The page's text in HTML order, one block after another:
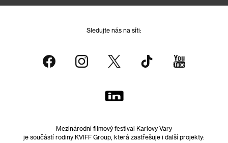
Sledujte nás na síti:
Mezinárodní filmový festival Karlovy Vary
je součástí rodiny KVIFF Group, která zastřešuje i další projekty: